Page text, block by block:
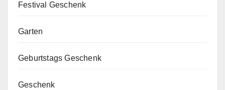
Festival Geschenk
Garten
Geburtstags Geschenk
Geschenk